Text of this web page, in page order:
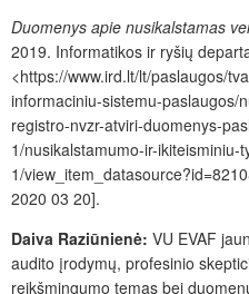
Duomenys apie nusikalstamas
2019. Informatikos ir ryšių
<https://www.ird.lt/lt/paslaugos/
informaciniu-sistemu-paslaugos/
registro-nvzr-atviri-duomenys-
1/nusikalstamumo-ir-ikiteisminiu-
1/
2020 03 20].
Daiva Raziūnienė: VU EVAF
audito įrodymų, profesinio
reikšmingumo temas bei